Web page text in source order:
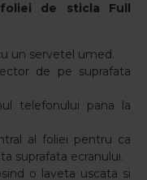
de sticla Full
un servetel umed.
de pe suprafata
telefonului pana la
al foliei pentru ca
suprafata ecranului.
o laveta uscata si